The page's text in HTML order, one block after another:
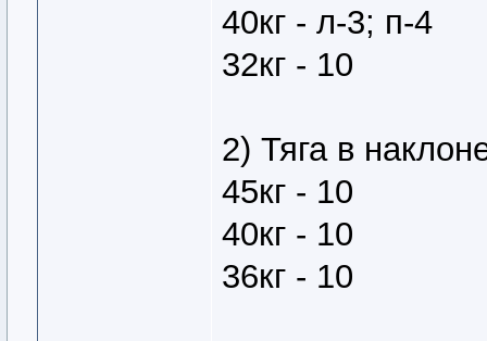
40кг - л-3; п-4
32кг - 10
2) Тяга в
45кг - 10
40кг - 10
36кг - 10